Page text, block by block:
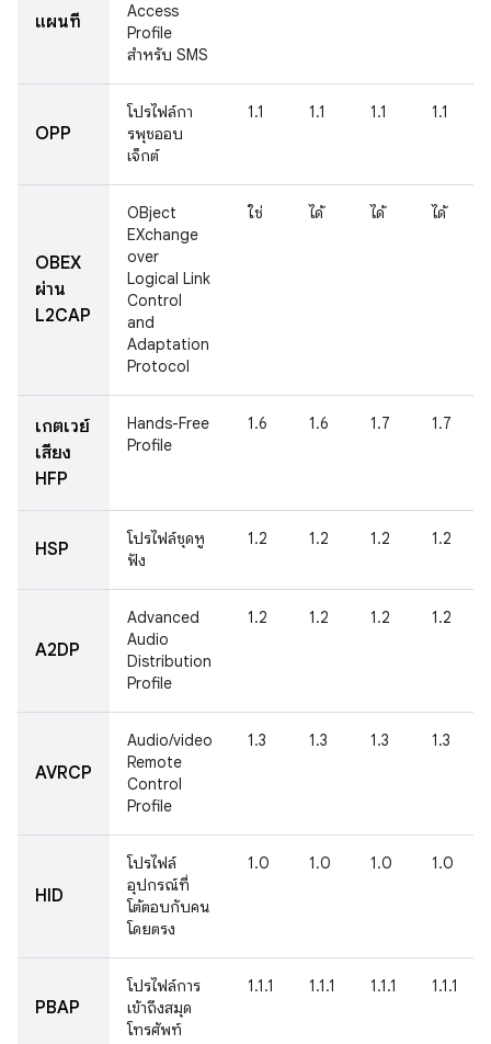
แผนที่
Access
Profile
สำหรับ SMS
OPP
โปรไฟล์กา
รพุชออบ
เจ็กต์
1.1 1.1 1.1 1.1
OBEX
ผ่าน
L2CAP
OBject
EXchange
over
Logical Link
Control
and
Adaptation
Protocol
ใช่ ได้ ได้ ได้
เกตเวย์
เสียง
HFP
Hands-Free
Profile
1.6 1.6 1.7 1.7
HSP
โปรไฟล์ชุดหู
ฟัง
1.2 1.2 1.2 1.2
A2DP
Advanced
Audio
Distribution
Profile
1.2 1.2 1.2 1.2
AVRCP
Audio/video
Remote
Control
Profile
1.3 1.3 1.3 1.3
HID
โปรไฟล์
อุปกรณ์ที่
โต้ตอบกับคน
โดยตรง
1.0 1.0 1.0 1.0
PBAP
โปรไฟล์การ
เข้าถึงสมุด
โทรศัพท์
1.1.1 1.1.1 1.1.1 1.1.1